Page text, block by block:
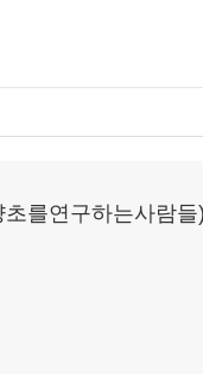
를연구하는사람들